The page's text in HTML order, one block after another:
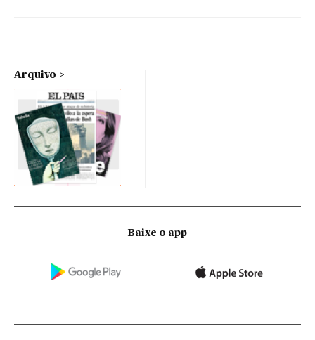
Arquivo
Baixe o app